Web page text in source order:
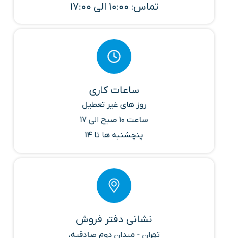
تماس: 10:00 الی 17:00
ساعات کاری
روز های غیر تعطیل
ساعت 10 صبح الی 17
پنچشنبه ها تا 14
نشانی دفتر فروش
تهران - میدان دوم صادقیه،